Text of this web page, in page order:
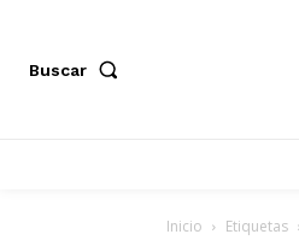
Buscar
Inicio Etiquetas